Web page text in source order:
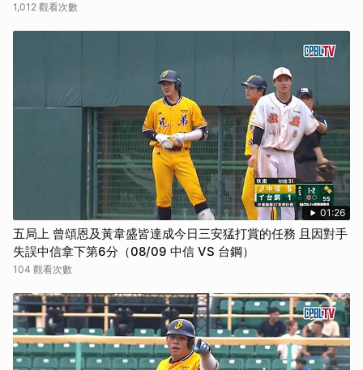
1,012 觀看次數
01:26
五局上 曾頌恩及黃韋盛皆達成今日三安猛打賞的任務 且因對手
失誤中信拿下第6分（08/09 中信 VS 台鋼）
104 觀看次數